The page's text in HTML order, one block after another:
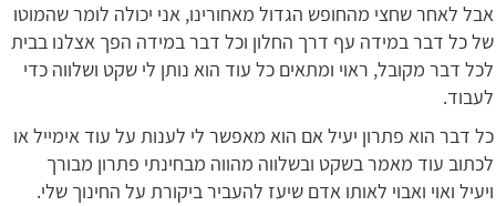
אבל לאחר שחצי מהחופש הגדול מאחורינו, אני יכולה לומר שהמוטו
של כל דבר במידה עף דרך החלון וכל דבר במידה הפך אצלנו בבית
לכל דבר מקובל, ראוי ומתאים כל עוד הוא נותן לי שקט ושלווה כדי
לעבוד.
כל דבר הוא פתרון יעיל אם הוא מאפשר לי לענות על עוד אימייל או
לכתוב עוד מאמר בשקט ובשלווה מהווה מבחינתי פתרון מבורך
ויעיל ואוי ואבוי לאותו אדם שיעז להעביר ביקורת על החינוך שלי.